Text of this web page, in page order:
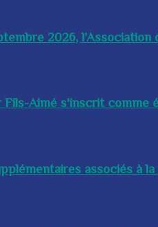
2026, l’Association
Aimé s'inscrit comme
associés à